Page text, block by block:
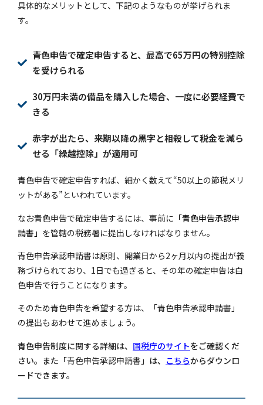
具体的なメリットとして、下記のようなものが挙げられま
す。
青色申告で確定申告すると、最高で65万円の特別控除
を受けられる
30万円未満の備品を購入した場合、一度に必要経費で
きる
赤字が出たら、来期以降の黒字と相殺して税金を減ら
せる「繰越控除」が適用可
青色申告で確定申告すれば、細かく数えて“50以上の節税メリ
ットがある”といわれています。
なお青色申告で確定申告するには、事前に 「青色申告承認申
請書」 を管轄の税務署に提出しなければなりません。
青色申告承認申請書は原則、開業日から2ヶ月以内の提出が義
務づけられており、1日でも過ぎると、その年の確定申告は白
色申告で行うことになります。
そのため青色申告を希望する方は、「青色申告承認申請書」
の提出もあわせて進めましょう。
青色申告制度に関する詳細は、 国税庁のサイトをご確認くだ
さい。また「青色申告承認申請書 」は、 こちらからダウンロ
ードできます。